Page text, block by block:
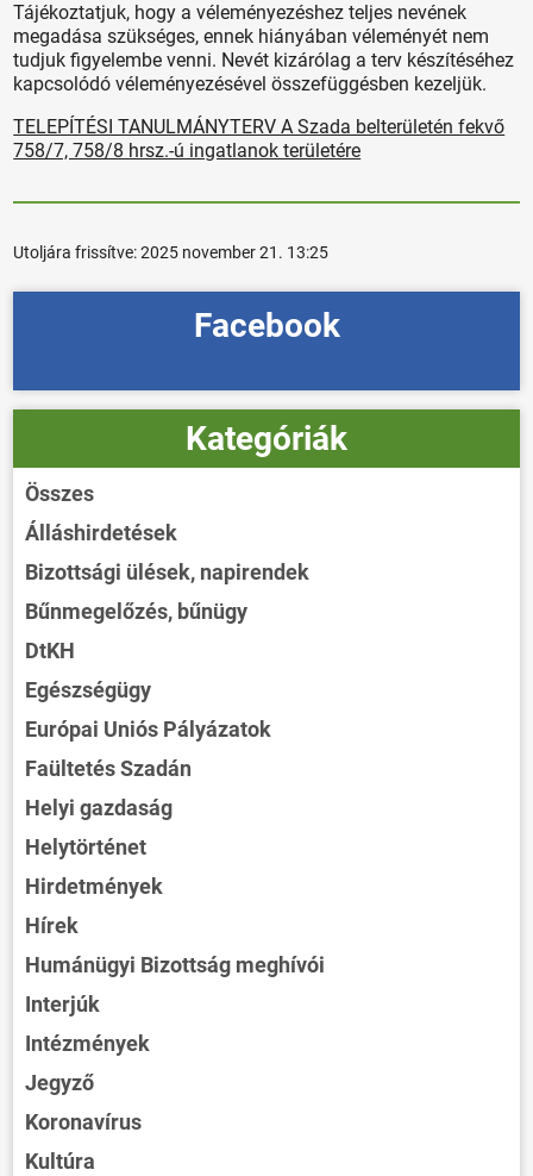
Tájékoztatjuk, hogy a véleményezéshez teljes nevének
megadása szükséges, ennek hiányában véleményét nem
tudjuk figyelembe venni. Nevét kizárólag a terv készítéséhez
kapcsolódó véleményezésével összefüggésben kezeljük.
TELEPÍTÉSI TANULMÁNYTERV A Szada belterületén fekvő
758/7, 758/8 hrsz.-ú ingatlanok területére
Utoljára frissítve:2025 november 21. 13:25
Facebook
Kategóriák
Összes
Álláshirdetések
Bizottsági ülések, napirendek
Bűnmegelőzés, bűnügy
DtKH
Egészségügy
Európai Uniós Pályázatok
Faültetés Szadán
Helyi gazdaság
Helytörténet
Hirdetmények
Hírek
Humánügyi Bizottság meghívói
Interjúk
Intézmények
Jegyző
Koronavírus
Kultúra